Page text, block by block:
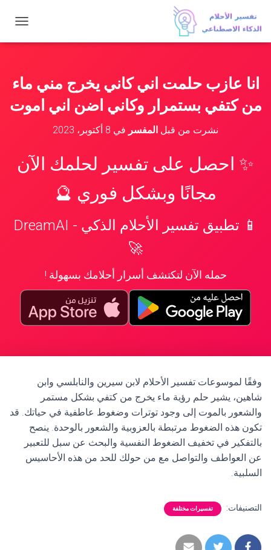
ب
ل
ا
ت
انا عازب حلمت اني كاني يخرج مني ماء
من كتفي بستمرار وكاني اضن اني اموت
نشرت من قبل المفسر في 8 أكتوبر، 2023
✨ احصل على تفسير لحلمك الآن
مجانًا وبشكل فوري 🔮
📱 تطبيق تفسير الأحلام الذكي - DreamAI
🚀
حمله الآن لتكتشف أسرار أحلامك بسهولة !
وفقًا لموسوعات تفسير الأحلام لابن سيرين والنابلسي وابن
شاهين، يشير حلم رؤية ماء يخرج من كتفي بشكل مستمر
والشعور بالموت إلى وجود توترات وضغوط عاطفية في حياتك. قد
تكون هذه الضغوط مرتبطة بالعزوبية والشعور بالوحدة. ينصح
بالتفكير في تخفيف الضغوط النفسية والبحث عن سبل للتعبير
عن العواطف والتواصل مع من حولك للحد من هذه الأحاسيس
السلبية.
التصنيفات: تفسيرات مختلفة